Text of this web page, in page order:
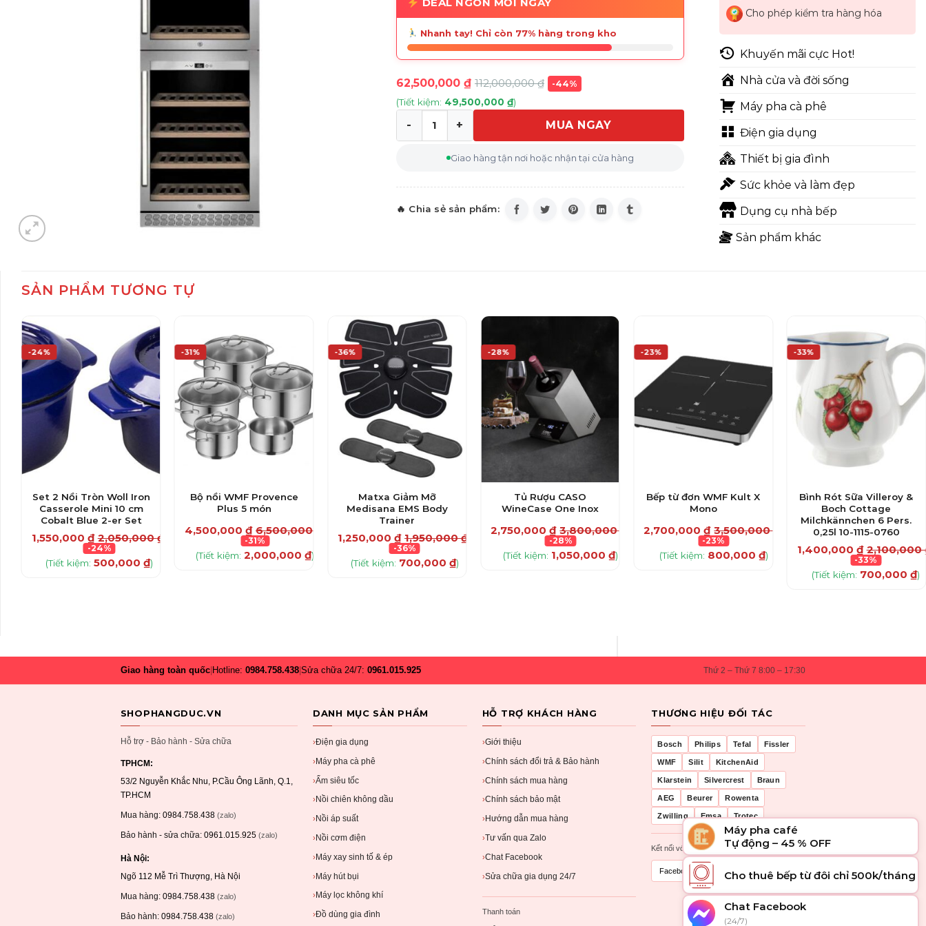
Nhanh tay! Chỉ còn 77% hàng trong kho
62,500,000 ₫ 112,000,000₫ -44%
(Tiết kiệm: 49,500,000 ₫)
Tủ rượu CASO WineChef Pro 126-2D - 126 chai, kết nối app số lượng
MUA NGAY
Giao hàng tận nơi hoặc nhận tại cửa hàng
Cho phép kiểm tra hàng hóa
Khuyến mãi cực Hot!
Nhà cửa và đời sống
Máy pha cà phê
Điện gia dụng
Thiết bị gia đình
Sức khỏe và làm đẹp
Dụng cụ nhà bếp
Sản phẩm khác
SẢN PHẨM TƯƠNG TỰ
-24%
Set 2 Nồi Tròn Woll Iron
Casserole Mini 10 cm
Cobalt Blue 2-er Set
1,550,000 ₫ 2,050,000₫
-24%
(Tiết kiệm:500,000₫)
-31%
Bộ nồi WMF Provence
Plus 5 món
4,500,000 ₫ 6,500,000
-31%
(Tiết kiệm:2,000,000₫)
-36%
Matxa Giảm Mỡ
Medisana EMS Body
Trainer
1,250,000₫ 1,950,000₫
-36%
(Tiết kiệm: 700,000 ₫)
-28%
Tủ Rượu CASO
WineCase One Inox
2,750,000₫ 3,800,000
-28%
(Tiết kiệm: 1,050,000₫)
-23%
Bếp từ đơn WMF Kult X
Mono
2,700,000₫ 3,500,000
-23%
(Tiết kiệm: 800,000 ₫)
-33%
Bình Rót Sữa Villeroy &
Boch Cottage
Milchkännchen 6 Pers.
0,25l 10-1115-0760
1,400,000 ₫ 2,100,000
-33%
(Tiết kiệm: 700,000₫)
Giao hàng toàn quốc| Hotline: 0984.758.438| Sửa chữa 24/7: 0961.015.925 Thứ 2 – Thứ 7 8:00 – 17:30
SHOPHANGDUC.VN
Hỗ trợ - Bảo hành - Sửa chữa
TPHCM:
53/2 Nguyễn Khắc Nhu, P.Cầu Ông Lãnh, Q.1,
TP.HCM
Mua hàng: 0984.758.438 (zalo)
Bảo hành - sửa chữa: 0961.015.925 (zalo)
Hà Nội:
Ngõ 112 Mễ Trì Thượng, Hà Nội
Mua hàng: 0984.758.438 (zalo)
Bảo hành: 0984.758.438 (zalo)
DANH MỤC SẢN PHẨM
›Điện gia dụng
›Máy pha cà phê
›Ấm siêu tốc
› Nồi chiên không dầu
› Nồi áp suất
› Nồi cơm điện
›Máy xay sinh tố & ép
›Máy hút bụi
› Máy lọc không khí
›Đồ dùng gia đình
HỖ TRỢ KHÁCH HÀNG
›Giới thiệu
›Chính sách đổi trả & Bảo hành
›Chính sách mua hàng
›Chính sách bảo mật
› Hướng dẫn mua hàng
›Tư vấn qua Zalo
›Chat Facebook
›Sửa chữa gia dụng 24/7
Thanh toán
THƯƠNG HIỆU ĐỐI TÁC
Bosch Philips Tefal Fissler
WMF Silit KitchenAid
Klarstein Silvercrest Braun
AEG Beurer Rowenta
Zwilling Emsa Trotec
Kết nối với chúng tôi
Facebook
Máy pha café
Tự động – 45 % OFF
Cho thuê bếp từ đôi chỉ 500k/tháng
Chat Facebook
(24/7)